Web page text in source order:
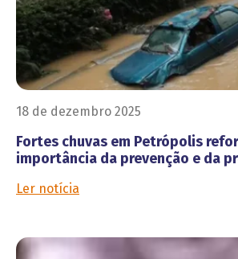
18 de dezembro 2025
Fortes chuvas em Petrópolis
importância da prevenção e da
Ler notícia